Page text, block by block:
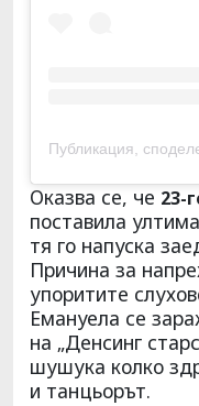
Публикация, споделена
Оказва се, че 23-
поставила
тя го напуска
Причина за
упоритите
Емануела се
на „Денсинг
шушука колко
и танцьорът.